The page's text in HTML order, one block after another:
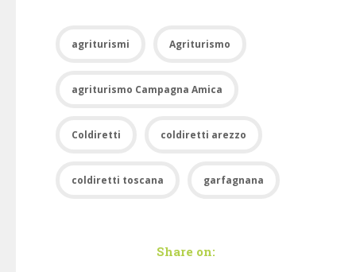
agriturismi Agriturismo
agriturismo Campagna Amica
Coldiretti coldiretti arezzo
coldiretti toscana garfagnana
Share on: